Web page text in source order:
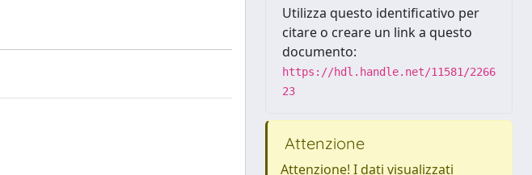
Utilizza questo identificativo per
citare o creare un link a questo
documento:
https://hdl.handle.net/11581/2266
23
Attenzione
Attenzione! I dati visualizzati